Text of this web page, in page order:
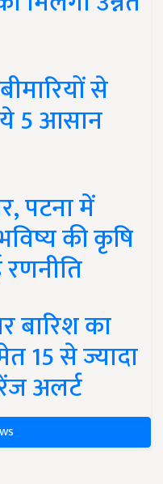
से
5 आसान
पटना में
की कृषि
बारिश का
15 से ज्यादा
अलर्ट